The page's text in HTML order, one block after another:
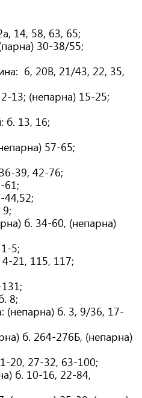
14, 58, 63, 65;
30-38/55;
6, 20В, 21/43, 22, 35,
13; (непарна) 15-25;
б. 13, 16;
57-65;
39, 42-76;
61;
44,52;
9;
б. 34-60, (непарна)
5;
4-21, 115, 117;
8;
(непарна) б. 3, 9/36, 17-
б. 264-276Б, (непарна)
20, 27-32, 63-100;
б. 10-16, 22-84,